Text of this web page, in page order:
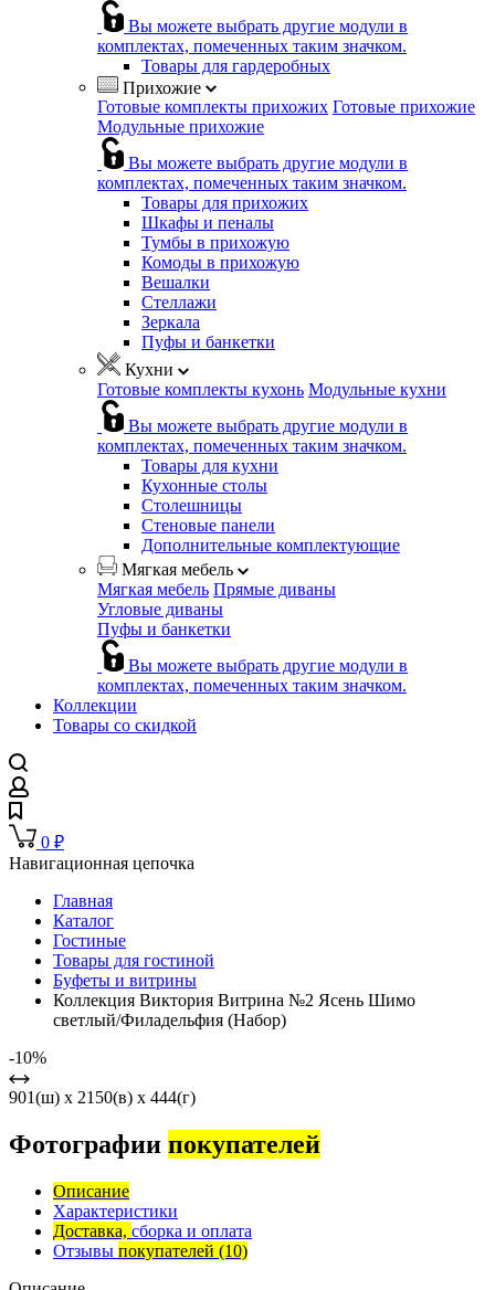
Вы можете выбрать другие модули в
комплектах, помеченных таким значком.
Товары для гардеробных
Прихожие
Готовые комплекты прихожих Готовые прихожие
Модульные прихожие
Вы можете выбрать другие модули в
комплектах, помеченных таким значком.
Товары для прихожих
Шкафы и пеналы
Тумбы в прихожую
Комоды в прихожую
Вешалки
Стеллажи
Зеркала
Пуфы и банкетки
Кухни
Готовые комплекты кухонь Модульные кухни
Вы можете выбрать другие модули в
комплектах, помеченных таким значком.
Товары для кухни
Кухонные столы
Столешницы
Стеновые панели
Дополнительные комплектующие
Мягкая мебель
Мягкая мебель Прямые диваны
Угловые диваны
Пуфы и банкетки
Вы можете выбрать другие модули в
комплектах, помеченных таким значком.
Коллекции
Товары со скидкой
0 ₽
Навигационная цепочка
Главная
Каталог
Гостиные
Товары для гостиной
Буфеты и витрины
Коллекция Виктория Витрина №2 Ясень Шимо
светлый/Филадельфия (Набор)
-10%
901(ш) x 2150(в) x 444(г)
Фотографии покупателей
Описание
Характеристики
Доставка, сборка и оплата
Отзывы покупателей (10)